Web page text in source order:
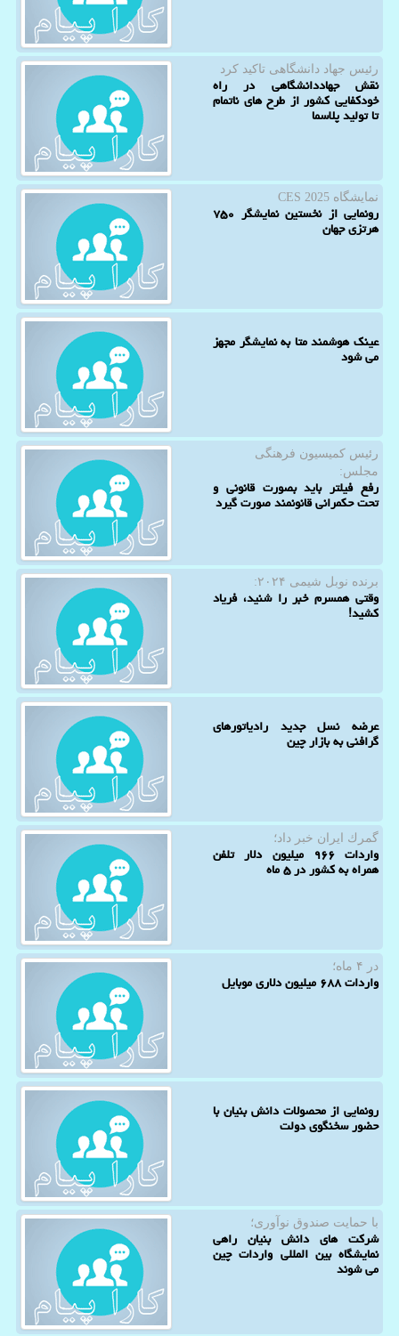
رئیس جهاد دانشگاهی تاكید كرد
نقش جهاددانشگاهی در راه
خودکفایی کشور از طرح های ناتمام
تا تولید پلاسما
نمایشگاه CES 2025
رونمایی از نخستین نمایشگر ۷۵۰
هرتزی جهان
عینک هوشمند متا به نمایشگر مجهز
می شود
رئیس كمیسیون فرهنگی
مجلس:
رفع فیلتر باید بصورت قانونی و
تحت حکمرانی قانونمند صورت گیرد
برنده نوبل شیمی ۲۰۲۴:
وقتی همسرم خبر را شنید، فریاد
کشید!
عرضه نسل جدید رادیاتورهای
گرافنی به بازار چین
گمرك ایران خبر داد؛
واردات ۹۶۶ میلیون دلار تلفن
همراه به کشور در ۵ ماه
در ۴ ماه؛
واردات ۶۸۸ میلیون دلاری موبایل
رونمایی از محصولات دانش بنیان با
حضور سخنگوی دولت
با حمایت صندوق نوآوری؛
شرکت های دانش بنیان راهی
نمایشگاه بین المللی واردات چین
می شوند